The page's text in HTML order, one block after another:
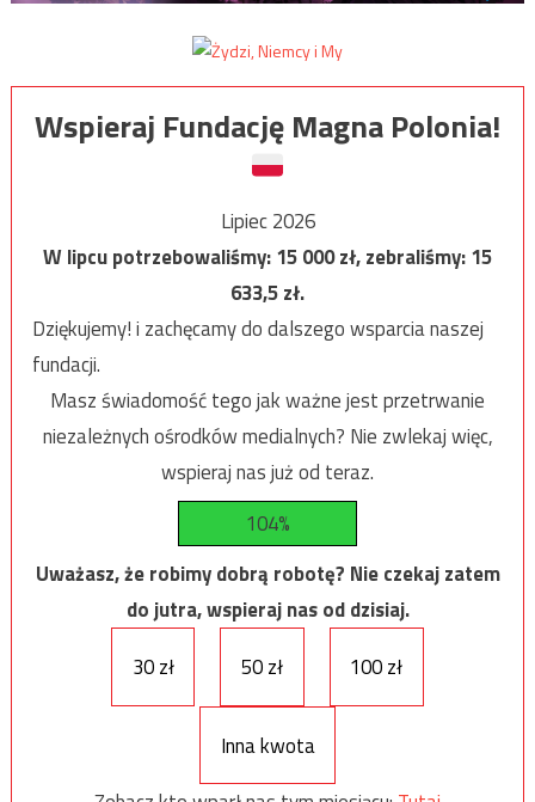
Wspieraj Fundację Magna Polonia!
Lipiec 2026
W lipcu potrzebowaliśmy:15 000zł, zebraliśmy:15
633,5zł.
Dziękujemy! i zachęcamy do dalszego wsparcia naszej
fundacji.
Masz świadomość tego jak ważne jest przetrwanie
niezależnych ośrodków medialnych? Nie zwlekaj więc,
wspieraj nas już od teraz.
104%
Uważasz, że robimy dobrą robotę? Nie czekaj zatem
do jutra, wspieraj nas od dzisiaj.
30 zł
50 zł 100 zł
Inna kwota